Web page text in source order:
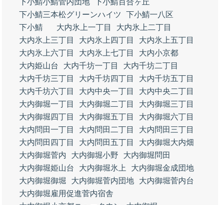
下小鯖小鯖菅内団地
下小鯖百合ヶ丘
下小鯖三本松グリーンハイツ
下小鯖一八区
下小鯖
大内氷上一丁目
大内氷上二丁目
大内氷上三丁目
大内氷上四丁目
大内氷上五丁目
大内氷上六丁目
大内氷上七丁目
大内小京都
大内姫山台
大内千坊一丁目
大内千坊二丁目
大内千坊三丁目
大内千坊四丁目
大内千坊五丁目
大内千坊六丁目
大内中央一丁目
大内中央二丁目
大内御堀一丁目
大内御堀二丁目
大内御堀三丁目
大内御堀四丁目
大内御堀五丁目
大内御堀六丁目
大内問田一丁目
大内問田二丁目
大内問田三丁目
大内問田四丁目
大内問田五丁目
大内御堀大内畑
大内御堀菅内
大内御堀小野
大内御堀問田
大内御堀姫山台
大内御堀氷上
大内御堀金成団地
大内御堀御堀
大内御堀菅内団地
大内御堀菅内台
大内御堀雇用促進菅内宿舎